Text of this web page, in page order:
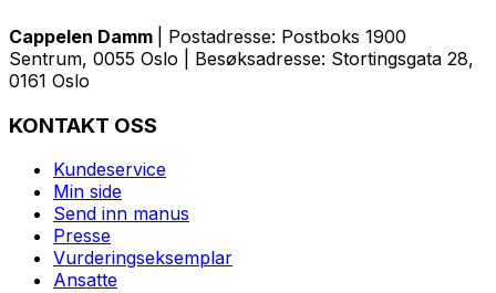
Cappelen Damm
| Postadresse: Postboks 1900
Sentrum, 0055 Oslo | Besøksadresse: Stortingsgata 28,
0161 Oslo
KONTAKT OSS
Kundeservice
Min side
Send inn manus
Presse
Vurderingseksemplar
Ansatte